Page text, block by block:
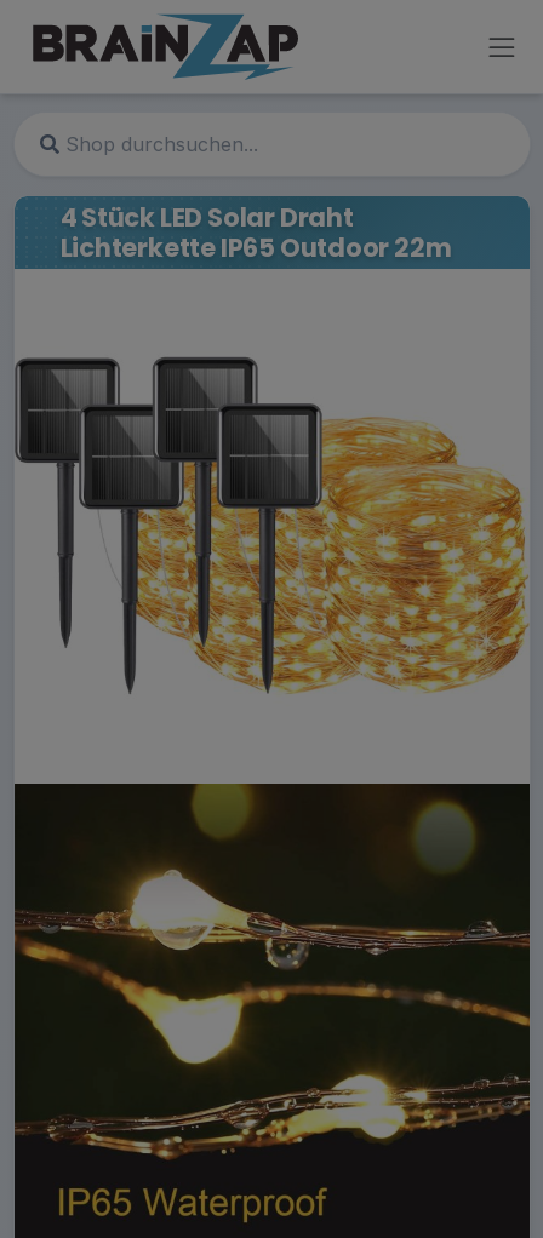
4 Stück LED Solar Draht
Lichterkette IP65 Outdoor 22m